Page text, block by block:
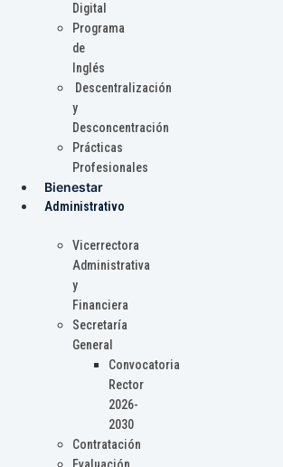
Digital
Programa
de
Inglés
Descentralización
y
Desconcentración
Prácticas
Profesionales
Bienestar
Administrativo
Vicerrectora
Administrativa
y
Financiera
Secretaría
General
Convocatoria
Rector
2026-
2030
Contratación